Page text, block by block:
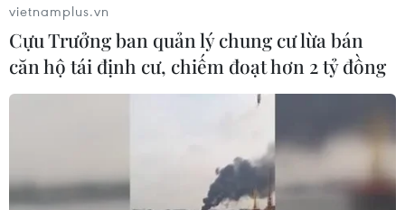
vietnamplus.vn
Cựu Trưởng ban quản lý chung cư lừa bán
căn hộ tái định cư, chiếm đoạt hơn 2 tỷ đồng